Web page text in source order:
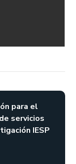
para el
servicios
IESP